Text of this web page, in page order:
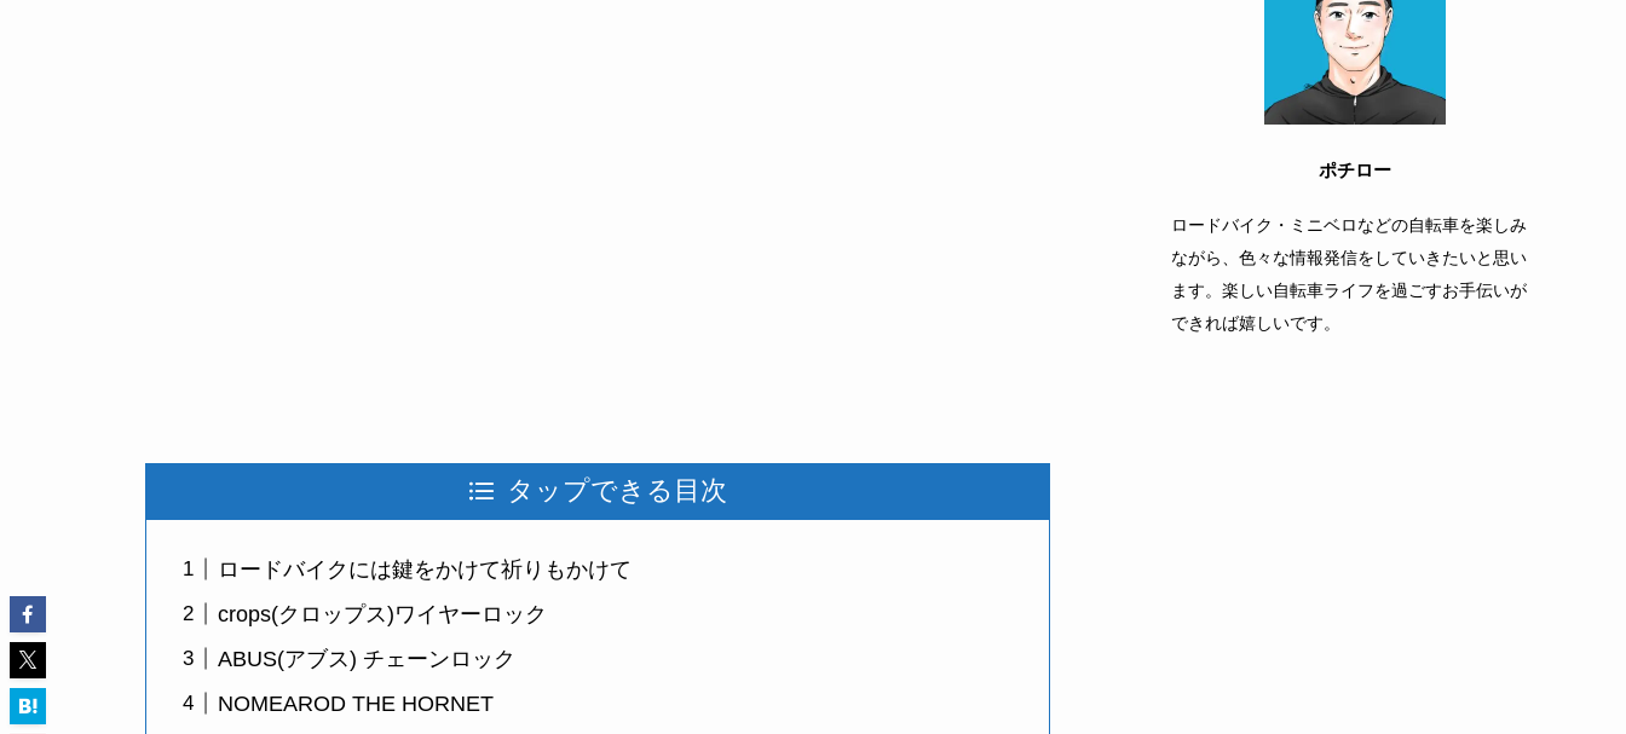
タップできる目次
ロードバイクには鍵をかけて祈りもかけて
crops(クロップス)ワイヤーロック
ABUS(アブス) チェーンロック
NOMEAROD THE HORNET
ポチロー
ロードバイク・ミニベロなどの自転車を楽しみ
ながら、色々な情報発信をしていきたいと思い
ます。楽しい自転車ライフを過ごすお手伝いが
できれば嬉しいです。